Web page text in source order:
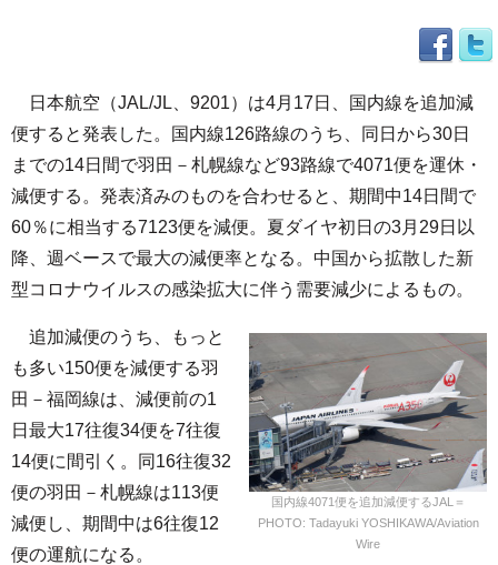
日本航空（JAL/JL、9201）は4月17日、国内線を追加減
便すると発表した。国内線126路線のうち、同日から30日
までの14日間で羽田－札幌線など93路線で4071便を運休・
減便する。発表済みのものを合わせると、期間中14日間で
60％に相当する7123便を減便。夏ダイヤ初日の3月29日以
降、週ベースで最大の減便率となる。中国から拡散した新
型コロナウイルスの感染拡大に伴う需要減少によるもの。
国内線4071便を追加減便するJAL＝
PHOTO: Tadayuki YOSHIKAWA/Aviation
Wire
追加減便のうち、もっと
も多い150便を減便する羽
田－福岡線は、減便前の1
日最大17往復34便を7往復
14便に間引く。同16往復32
便の羽田－札幌線は113便
減便し、期間中は6往復12
便の運航になる。